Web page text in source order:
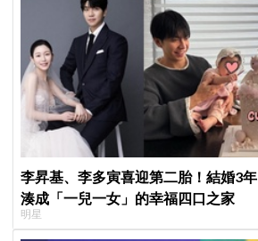
李昇基、李多寅喜迎第二胎！結婚3年
湊成「一兒一女」的幸福四口之家
明星